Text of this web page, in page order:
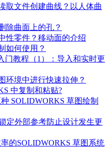
取文件创建曲线？以人体曲
除曲面上的孔？
性零件？移动面的介绍
如何使用？
门教程（1）：导入和实时更
环境中进行快速拉伸？
中复制和粘贴?
SOLIDWORKS 草图绘制
定外部参考防止设计发生更
的SOLIDWORKS 草图系统